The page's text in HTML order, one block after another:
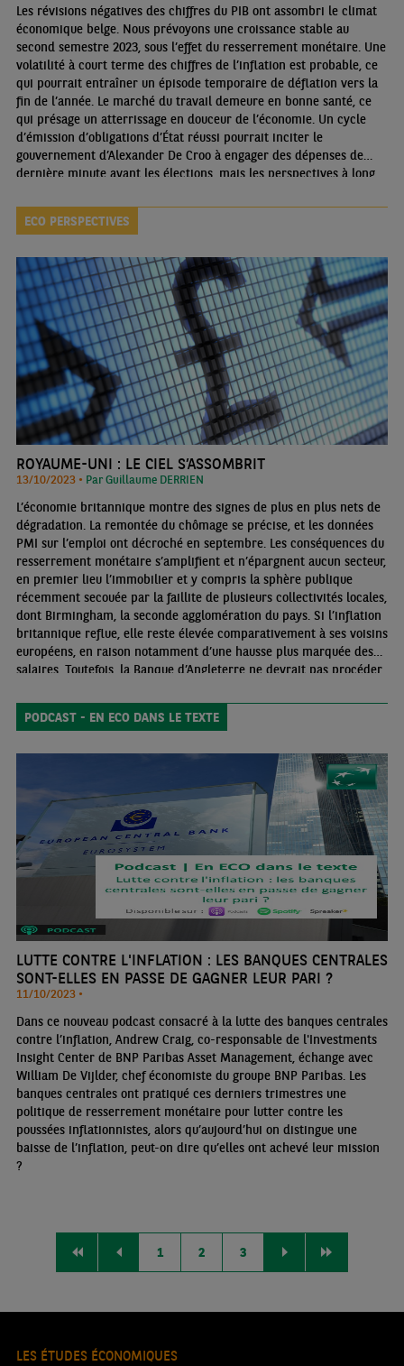
Les révisions négatives des chiffres du PIB ont assombri le climat
économique belge. Nous prévoyons une croissance stable au
second semestre 2023, sous l’effet du resserrement monétaire. Une
volatilité à court terme des chiffres de l’inflation est probable, ce
qui pourrait entraîner un épisode temporaire de déflation vers la
fin de l’année. Le marché du travail demeure en bonne santé, ce
qui présage un atterrissage en douceur de l’économie. Un cycle
d’émission d’obligations d’État réussi pourrait inciter le
gouvernement d’Alexander De Croo à engager des dépenses de
dernière minute avant les élections, mais les perspectives à long
ECO PERSPECTIVES
ROYAUME-UNI : LE CIEL S’ASSOMBRIT
13/10/2023 • Par Guillaume DERRIEN
L’économie britannique montre des signes de plus en plus nets de
dégradation. La remontée du chômage se précise, et les données
PMI sur l’emploi ont décroché en septembre. Les conséquences du
resserrement monétaire s’amplifient et n’épargnent aucun secteur,
en premier lieu l’immobilier et y compris la sphère publique
récemment secouée par la faillite de plusieurs collectivités locales,
dont Birmingham, la seconde agglomération du pays. Si l’inflation
britannique reflue, elle reste élevée comparativement à ses voisins
européens, en raison notamment d’une hausse plus marquée des
salaires. Toutefois, la Banque d’Angleterre ne devrait pas procéder
maintien en septembre (contre un relèvement attendu) s’est joué
à une voix seulement
PODCAST - EN ECO DANS LE TEXTE
LUTTE CONTRE L'INFLATION : LES BANQUES CENTRALES
SONT-ELLES EN PASSE DE GAGNER LEUR PARI ?
11/10/2023 •
Dans ce nouveau podcast consacré à la lutte des banques centrales
contre l’inflation, Andrew Craig, co-responsable de l'Investments
Insight Center de BNP Paribas Asset Management, échange avec
William De Vijlder, chef économiste du groupe BNP Paribas. Les
banques centrales ont pratiqué ces derniers trimestres une
politique de resserrement monétaire pour lutter contre les
poussées inflationnistes, alors qu’aujourd’hui on distingue une
baisse de l’inflation, peut-on dire qu’elles ont achevé leur mission
?
1 2 3
LES ÉTUDES ÉCONOMIQUES